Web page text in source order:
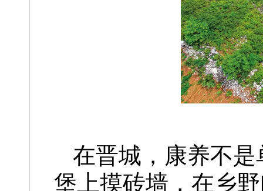
在晋城，康养不
堡上摸砖墙，在乡